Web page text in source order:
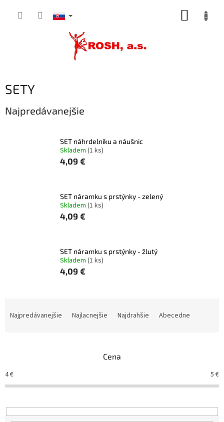
SETY
Najpredávanejšie
SET náhrdelníku a náušnic
Skladem (1 ks)
4,09 €
SET náramku s prstýnky - zelený
Skladem (1 ks)
4,09 €
SET náramku s prstýnky - žlutý
Skladem (1 ks)
4,09 €
e
p
r
d
Najpredávanejšie Najlacnejšie Najdrahšie Abecedne
Cena
4€ 5 €